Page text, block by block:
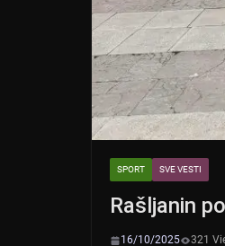
SPORT SVE VESTI
Rašljanin
16/10/2025
321